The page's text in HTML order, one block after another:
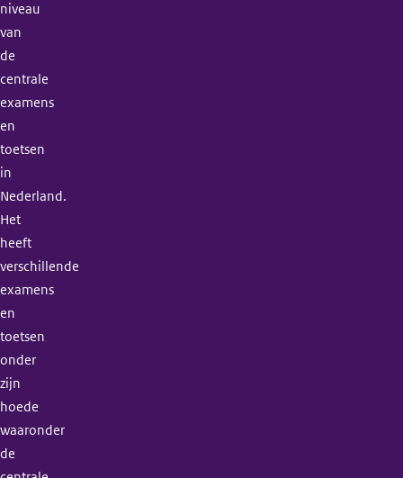
niveau
van
de
centrale
examens
en
toetsen
in
Nederland.
Het
heeft
verschillende
examens
en
toetsen
onder
zijn
hoede
waaronder
de